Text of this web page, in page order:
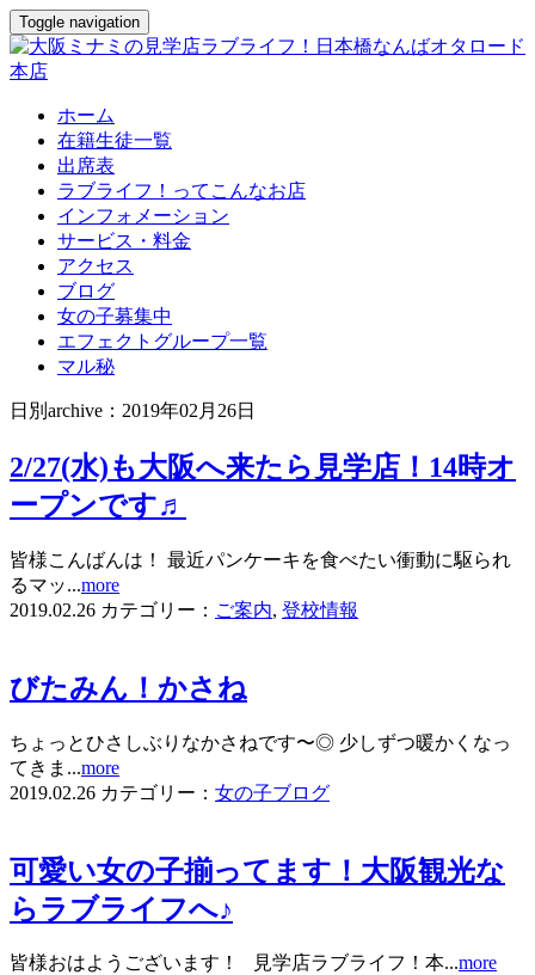
Toggle navigation
ホーム
在籍生徒一覧
出席表
ラブライフ！ってこんなお店
インフォメーション
サービス・料金
アクセス
ブログ
女の子募集中
エフェクトグループ一覧
マル秘
日別archive：2019年02月26日
2/27(水)も大阪へ来たら見学店！14時オ
ープンです♬
皆様こんばんは！ 最近パンケーキを食べたい衝動に駆られ
るマッ...more
2019.02.26 カテゴリー： ご案内, 登校情報
びたみん！かさね
ちょっとひさしぶりなかさねです〜◎ 少しずつ暖かくなっ
てきま...more
2019.02.26 カテゴリー： 女の子ブログ
可愛い女の子揃ってます！大阪観光な
らラブライフへ♪
皆様おはようございます！ 見学店ラブライフ！本...more